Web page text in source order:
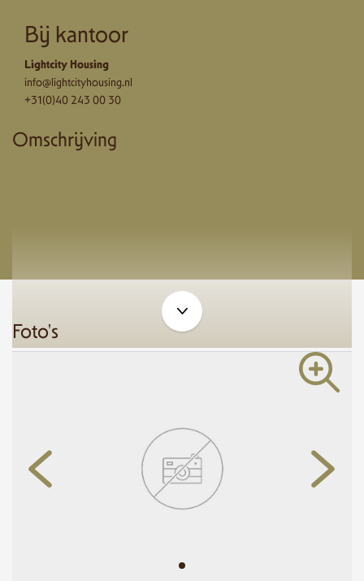
Bij kantoor
Lightcity Housing
info@lightcityhousing.nl
+31(0)40 243 00 30
Omschrijving
Foto's